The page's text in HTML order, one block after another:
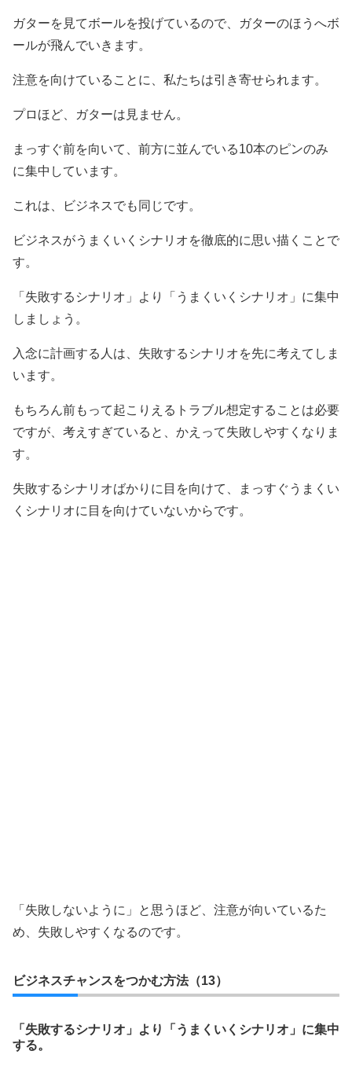
ガターを見てボールを投げているので、ガターのほうへボ
ールが飛んでいきます。
注意を向けていることに、私たちは引き寄せられます。
プロほど、ガターは見ません。
まっすぐ前を向いて、前方に並んでいる10本のピンのみ
に集中しています。
これは、ビジネスでも同じです。
ビジネスがうまくいくシナリオを徹底的に思い描くことで
す。
「失敗するシナリオ」より「うまくいくシナリオ」に集中
しましょう。
入念に計画する人は、失敗するシナリオを先に考えてしま
います。
もちろん前もって起こりえるトラブル想定することは必要
ですが、考えすぎていると、かえって失敗しやすくなりま
す。
失敗するシナリオばかりに目を向けて、まっすぐうまくい
くシナリオに目を向けていないからです。
「失敗しないように」と思うほど、注意が向いているた
め、失敗しやすくなるのです。
ビジネスチャンスをつかむ方法（13）
「失敗するシナリオ」より「うまくいくシナリオ」に集中
する。